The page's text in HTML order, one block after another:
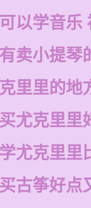
以学音乐
卖小提琴
里里的地
尤克里里
尤克里里
古筝好点